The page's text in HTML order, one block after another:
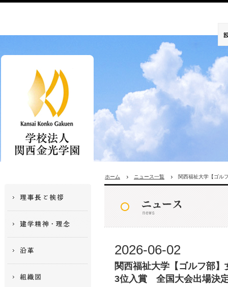
ホーム ニュース一覧 関西福祉大学【ゴル
2026-06-02
関西福祉大学【ゴルフ部
3位入賞 全国大会出場決